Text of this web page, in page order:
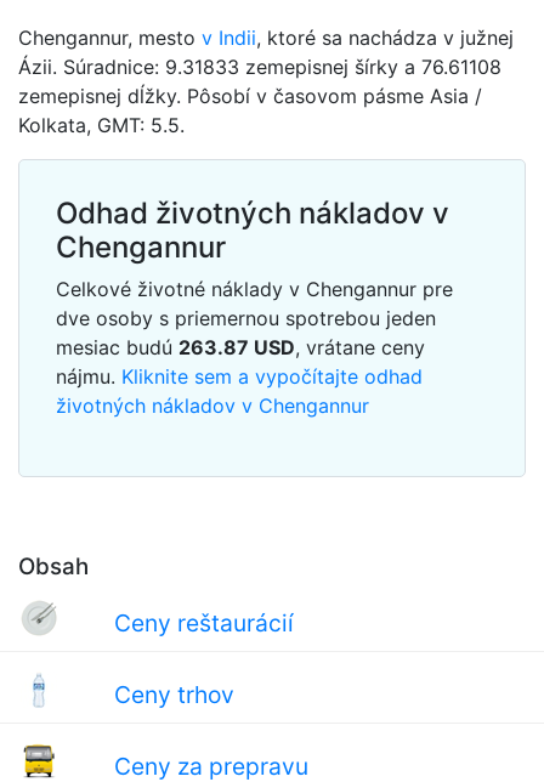
Obsah
Ceny reštaurácií
Ceny trhov
Ceny za prepravu
Chengannur, mesto v Indii, ktoré sa nachádza v južnej
Ázii. Súradnice: 9.31833 zemepisnej šírky a 76.61108
zemepisnej dĺžky. Pôsobí v časovom pásme Asia /
Kolkata, GMT: 5.5.
Odhad životných nákladov v
Chengannur
Celkové životné náklady v Chengannur pre
dve osoby s priemernou spotrebou jeden
mesiac budú 263.87 USD, vrátane ceny
nájmu. Kliknite sem a vypočítajte odhad
životných nákladov v Chengannur